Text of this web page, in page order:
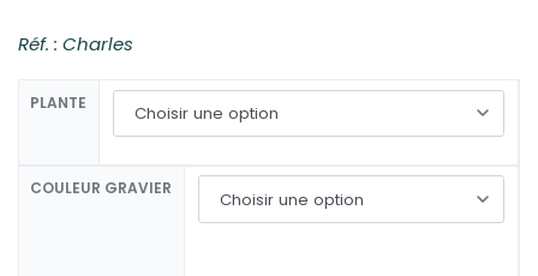
Réf. : Charles
PLANTE
COULEUR GRAVIER